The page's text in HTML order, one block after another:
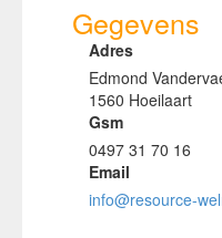
Gegevens
Adres
Edmond
1560 Hoeilaart
Gsm
0497 31 70 16
Email
info@resource-